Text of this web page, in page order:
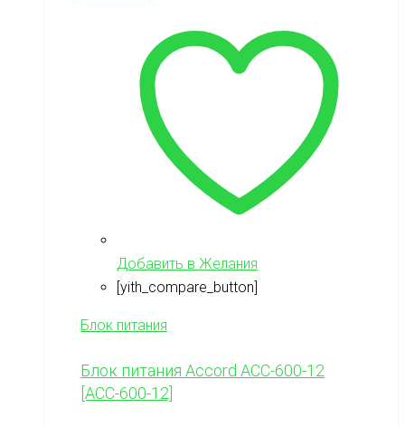
Добавить в Желания
[yith_compare_button]
Блок питания
Блок питания Accord ACC-600-12
[ACC-600-12]